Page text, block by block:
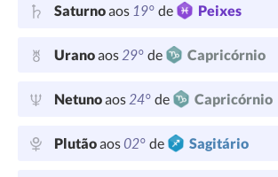
Saturnoaos 19° de Peixes
Uranoaos29° de Capricórnio
Netunoaos24° de Capricórnio
Plutãoaos02° de Sagitário